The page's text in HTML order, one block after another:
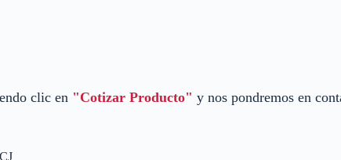
clic en "Cotizar Producto" y nos pondremos en